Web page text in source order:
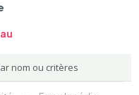
nom ou critères